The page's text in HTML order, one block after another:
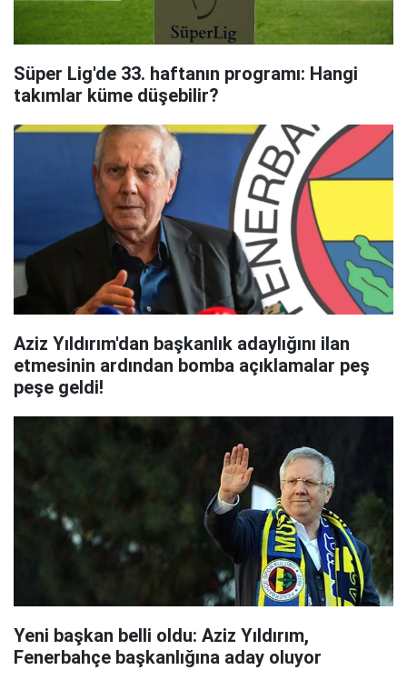
Süper Lig'de 33. haftanın programı: Hangi
takımlar küme düşebilir?
Aziz Yıldırım'dan başkanlık adaylığını ilan
etmesinin ardından bomba açıklamalar peş
peşe geldi!
Yeni başkan belli oldu: Aziz Yıldırım,
Fenerbahçe başkanlığına aday oluyor